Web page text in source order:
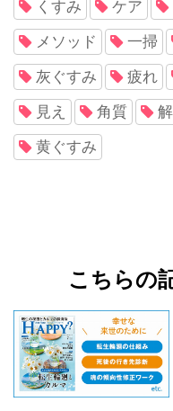
くすみ ケア
メソッド 一掃
灰ぐすみ 疲れ
見え 角質
黄ぐすみ
こちらの